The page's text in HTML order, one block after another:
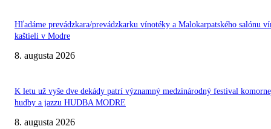
Hľadáme prevádzkara/prevádzkarku vínotéky a Malokarpatského salónu
kaštieli v Modre
8. augusta 2026
K letu už vyše dve dekády patrí významný medzinárodný festival
hudby a jazzu HUDBA MODRE
8. augusta 2026